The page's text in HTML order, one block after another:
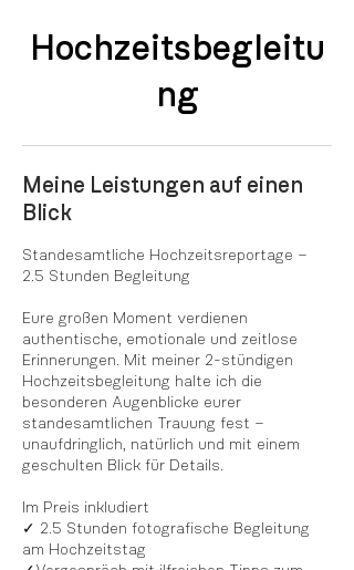
Hochzeitsbegleitu
ng
Meine Leistungen auf einen
Blick
Standesamtliche Hochzeitsreportage –
2.5 Stunden Begleitung
Eure großen Moment verdienen
authentische, emotionale und zeitlose
Erinnerungen. Mit meiner 2-stündigen
Hochzeitsbegleitung halte ich die
besonderen Augenblicke eurer
standesamtlichen Trauung fest –
unaufdringlich, natürlich und mit einem
geschulten Blick für Details.
Im Preis inkludiert
✓ 2.5 Stunden fotografische Begleitung
am Hochzeitstag